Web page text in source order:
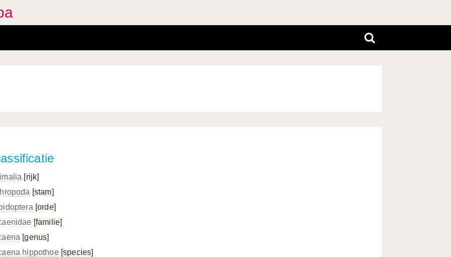
[rijk]
[stam]
[orde]
[familie]
[genus]
hippothoe[species]